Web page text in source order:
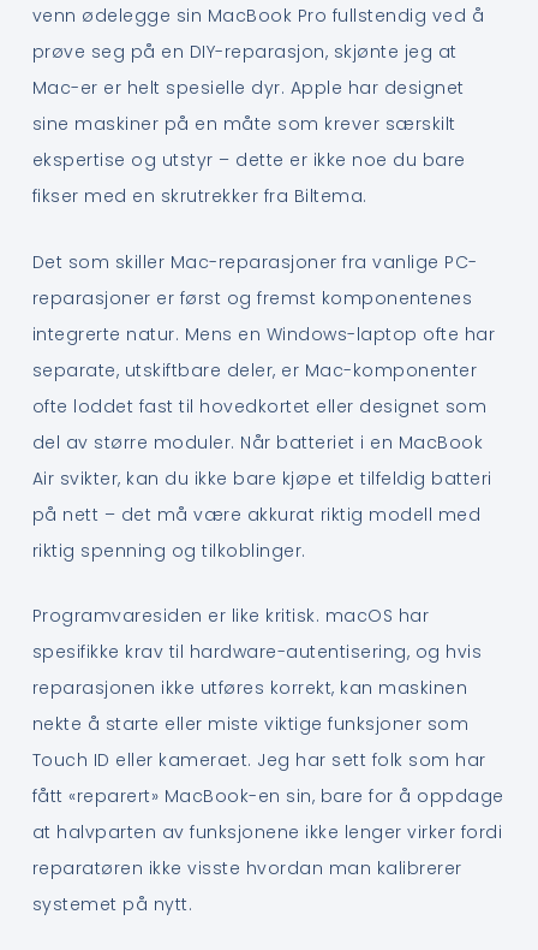
venn ødelegge sin MacBook Pro fullstendig ved å
prøve seg på en DIY-reparasjon, skjønte jeg at
Mac-er er helt spesielle dyr. Apple har designet
sine maskiner på en måte som krever særskilt
ekspertise og utstyr – dette er ikke noe du bare
fikser med en skrutrekker fra Biltema.
Det som skiller Mac-reparasjoner fra vanlige PC-
reparasjoner er først og fremst komponentenes
integrerte natur. Mens en Windows-laptop ofte har
separate, utskiftbare deler, er Mac-komponenter
ofte loddet fast til hovedkortet eller designet som
del av større moduler. Når batteriet i en MacBook
Air svikter, kan du ikke bare kjøpe et tilfeldig batteri
på nett – det må være akkurat riktig modell med
riktig spenning og tilkoblinger.
Programvaresiden er like kritisk. macOS har
spesifikke krav til hardware-autentisering, og hvis
reparasjonen ikke utføres korrekt, kan maskinen
nekte å starte eller miste viktige funksjoner som
Touch ID eller kameraet. Jeg har sett folk som har
fått «reparert» MacBook-en sin, bare for å oppdage
at halvparten av funksjonene ikke lenger virker fordi
reparatøren ikke visste hvordan man kalibrerer
systemet på nytt.